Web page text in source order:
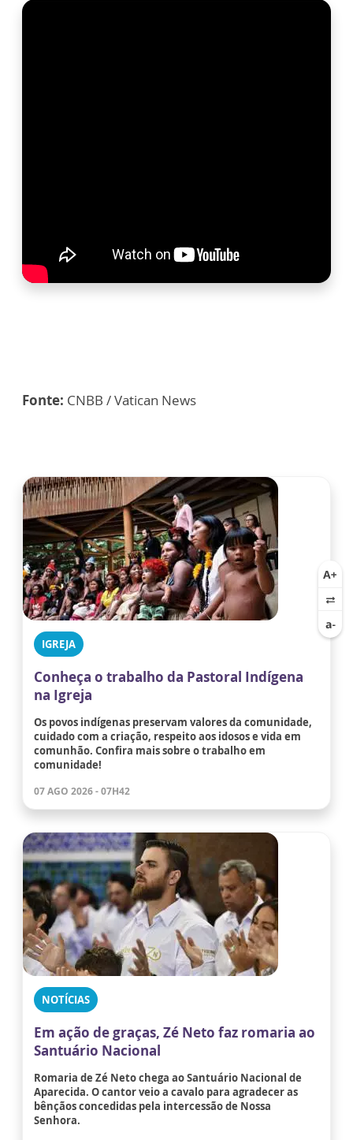
Fonte: CNBB / Vatican News
IGREJA
Conheça o trabalho da Pastoral Indígena
na Igreja
Os povos indígenas preservam valores da comunidade,
cuidado com a criação, respeito aos idosos e vida em
comunhão. Confira mais sobre o trabalho em
comunidade!
07 AGO 2026 - 07H42
NOTÍCIAS
Em ação de graças, Zé Neto faz romaria ao
Santuário Nacional
Romaria de Zé Neto chega ao Santuário Nacional de
Aparecida. O cantor veio a cavalo para agradecer as
bênçãos concedidas pela intercessão de Nossa
Senhora.